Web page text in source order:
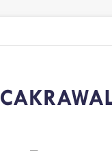
Enam Pejabat Eselon